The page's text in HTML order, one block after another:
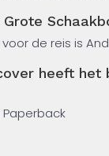
gevorderde
beginners als
schaak niet
denken die je
de reis is
heeft het